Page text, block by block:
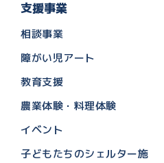
支援事業
相談事業
障がい児アート
教育支援
農業体験・料理体験
イベント
子どもたちのシェルター施